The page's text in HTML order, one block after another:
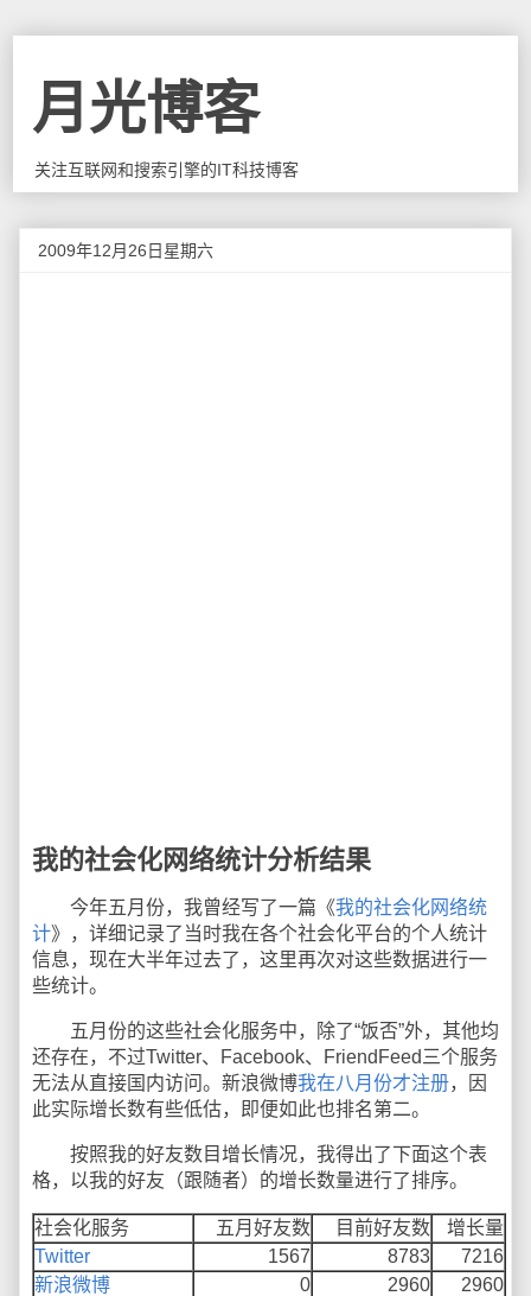
月光博客
关注互联网和搜索引擎的IT科技博客
2009年12月26日星期六
我的社会化网络统计分析结果
今年五月份，我曾经写了一篇《我的社会化网络统
计》，详细记录了当时我在各个社会化平台的个人统计
信息，现在大半年过去了，这里再次对这些数据进行一
些统计。
五月份的这些社会化服务中，除了“饭否”外，其他均
还存在，不过Twitter、Facebook、FriendFeed三个服务
无法从直接国内访问。新浪微博我在八月份才注册，因
此实际增长数有些低估，即便如此也排名第二。
按照我的好友数目增长情况，我得出了下面这个表
格，以我的好友（跟随者）的增长数量进行了排序。
社会化服务 五月好友数 目前好友数
增长量
Twitter
1567 8783
7216
新浪微博
0 2960
2960